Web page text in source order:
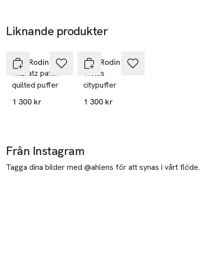
Liknande produkter
Mini Rodini
Ritzratz patch
quilted puffer
1 300 kr
Mini Rodini
Violas
citypuffer
1 300 kr
Från Instagram
Tagga dina bilder med @ahlens för att synas i vårt flöde.